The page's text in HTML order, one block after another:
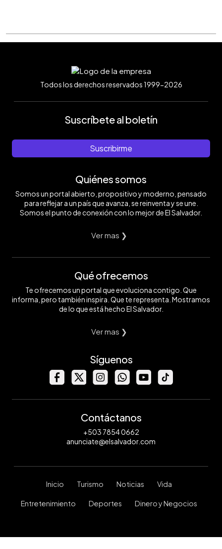
Todos los derechos reservados 1999-2026
Suscríbete al boletín
Suscribirme
Quiénes somos
Somos un portal abierto, propositivo y moderno, pensado
para reflejar a un país que avanza, se reinventa y se une.
Somos el punto de conexión con lo mejor de El Salvador.
Ver mas ❯
Qué ofrecemos
Te ofrecemos un portal que evoluciona contigo. Que
informa, pero también inspira. Que te representa. Mostramos
de lo que está hecho El Salvador.
Ver mas ❯
Síguenos
Contáctanos
+503 7854 0662
anunciate@elsalvador.com
Inicio Turismo Noticias Vida
Entretenimiento Deportes Dinero y Negocios